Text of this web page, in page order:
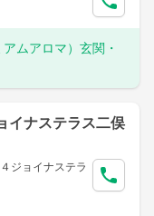
ムアロマ）玄関・
イナステラス二俣
ジョイナステラ